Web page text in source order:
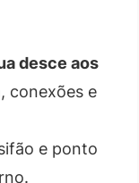
desce aos
conexões e
e ponto